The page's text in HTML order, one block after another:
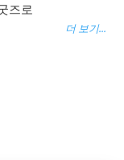
즈로
더 보기...